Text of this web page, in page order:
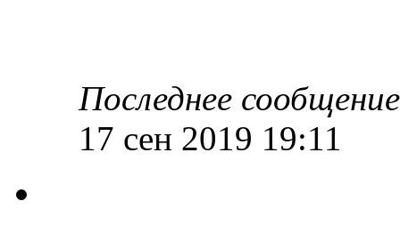
Последнее
17 сен 2019 19:11